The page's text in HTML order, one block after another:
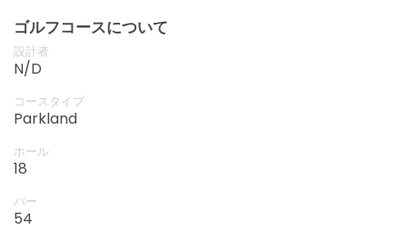
ゴルフコースについて
設計者
N/D
コースタイプ
Parkland
ホール
18
パー
54